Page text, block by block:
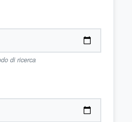
di ricerca